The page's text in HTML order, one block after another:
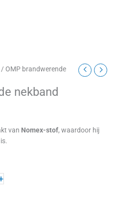
/ OMP brandwerende
nekband
van Nomex-stof, waardoor hij
is.